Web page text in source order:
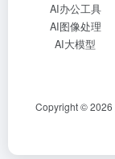
AI办公工具
AI图像处理
AI大模型
Copyright © 2026